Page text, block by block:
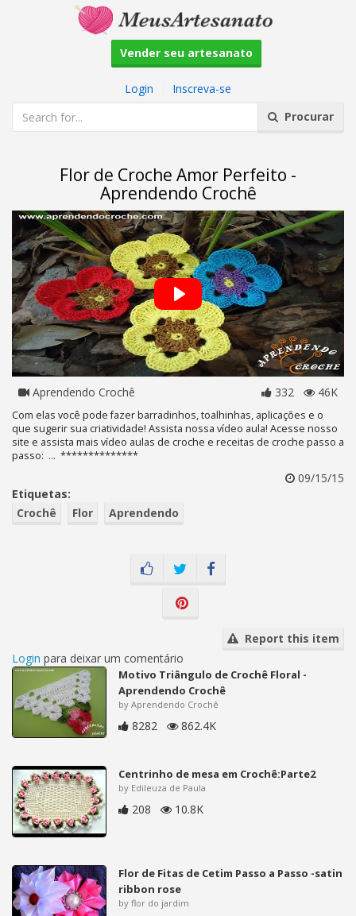
Vender seu artesanato
Login
Inscreva-se
Procurar
Flor de Croche Amor Perfeito -
Aprendendo Crochê
Aprendendo Crochê 332 46K
Com elas você pode fazer barradinhos, toalhinhas, aplicações e o
que sugerir sua criatividade! Assista nossa vídeo aula! Acesse nosso
site e assista mais vídeo aulas de croche e receitas de croche passo a
passo: ... **************
09/15/15
Etiquetas:
Crochê
Flor Aprendendo
Report this item
Login para deixar um comentário
Motivo Triângulo de Crochê Floral -
Aprendendo Crochê
by Aprendendo Crochê
8282 862.4K
Centrinho de mesa em Crochê:Parte2
by Edileuza de Paula
208 10.8K
Flor de Fitas de Cetim Passo a Passo -satin
ribbon rose
by flor do jardim